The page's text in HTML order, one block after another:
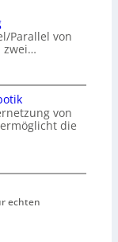
Parallel von
zwei…
von
die
echten